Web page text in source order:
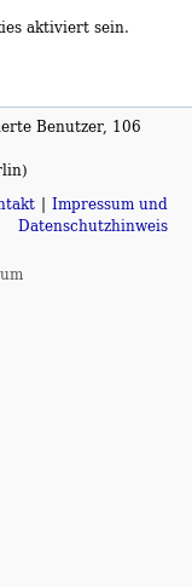
aktiviert sein.
Benutzer, 106
Impressum und
Datenschutzhinweis